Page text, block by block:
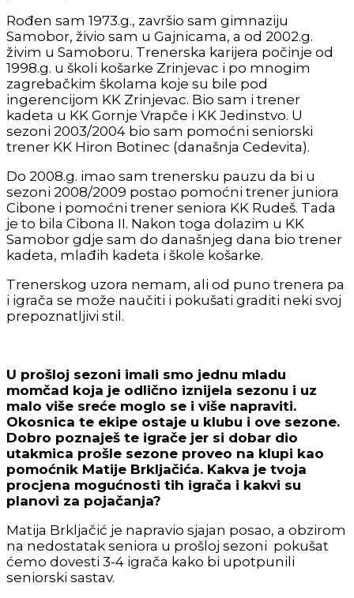
Rođen sam 1973.g., završio sam gimnaziju
Samobor, živio sam u Gajnicama, a od 2002.g.
živim u Samoboru. Trenerska karijera počinje od
1998.g. u školi košarke Zrinjevac i po mnogim
zagrebačkim školama koje su bile pod
ingerencijom KK Zrinjevac. Bio sam i trener
kadeta u KK Gornje Vrapče i KK Jedinstvo. U
sezoni 2003/2004 bio sam pomoćni seniorski
trener KK Hiron Botinec (današnja Cedevita).
Do 2008.g. imao sam trenersku pauzu da bi u
sezoni 2008/2009 postao pomoćni trener juniora
Cibone i pomoćni trener seniora KK Rudeš. Tada
je to bila Cibona II. Nakon toga dolazim u KK
Samobor gdje sam do današnjeg dana bio trener
kadeta, mlađih kadeta i škole košarke.
Trenerskog uzora nemam, ali od puno trenera pa
i igrača se može naučiti i pokušati graditi neki svoj
prepoznatljivi stil.
U prošloj sezoni imali smo jednu mladu
momčad koja je odlično iznijela sezonu i uz
malo više sreće moglo se i više napraviti.
Okosnica te ekipe ostaje u klubu i ove sezone.
Dobro poznaješ te igrače jer si dobar dio
utakmica prošle sezone proveo na klupi kao
pomoćnik Matije Brkljačića. Kakva je tvoja
procjena mogućnosti tih igrača i kakvi su
planovi za pojačanja?
Matija Brkljačić je napravio sjajan posao, a obzirom
na nedostatak seniora u prošloj sezoni pokušat
ćemo dovesti 3-4 igrača kako bi upotpunili
seniorski sastav.